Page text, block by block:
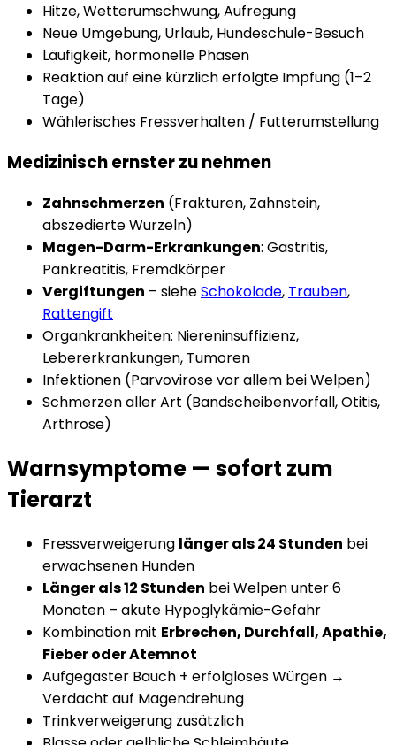
Hitze, Wetterumschwung, Aufregung
Neue Umgebung, Urlaub, Hundeschule-Besuch
Läufigkeit, hormonelle Phasen
Reaktion auf eine kürzlich erfolgte Impfung (1–2
Tage)
Wählerisches Fressverhalten / Futterumstellung
Medizinisch ernster zu nehmen
Zahnschmerzen (Frakturen, Zahnstein,
abszedierte Wurzeln)
Magen-Darm-Erkrankungen: Gastritis,
Pankreatitis, Fremdkörper
Vergiftungen – sieheSchokolade, Trauben,
Rattengift
Organkrankheiten: Niereninsuffizienz,
Lebererkrankungen, Tumoren
Infektionen (Parvovirose vor allem bei Welpen)
Schmerzen aller Art (Bandscheibenvorfall, Otitis,
Arthrose)
Warnsymptome — sofort zum
Tierarzt
Fressverweigerung länger als 24 Stunden bei
erwachsenen Hunden
Länger als 12 Stunden bei Welpen unter 6
Monaten – akute Hypoglykämie-Gefahr
Kombination mit Erbrechen, Durchfall, Apathie,
Fieber oder Atemnot
Aufgegaster Bauch + erfolgloses Würgen →
Verdacht auf Magendrehung
Trinkverweigerung zusätzlich